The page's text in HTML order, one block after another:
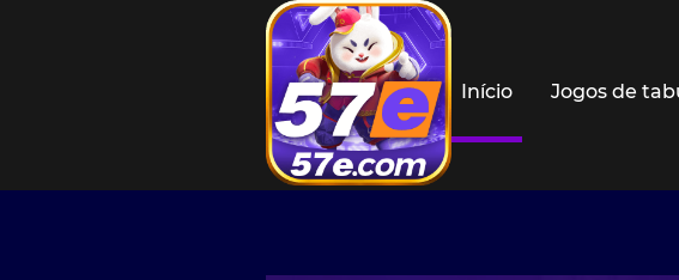
Início Jogos de